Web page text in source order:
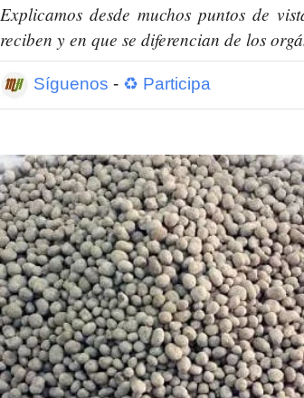
Explicamos desde muchos puntos de
reciben y en que se diferencian de los
Síguenos - ♻ Participa